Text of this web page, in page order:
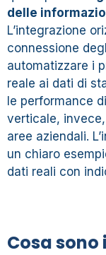
delle
L’integrazione
connessione
automatizzare i
reale ai dati di
le performance
verticale,
aree aziendali.
un chiaro
dati reali con
Cosa sono